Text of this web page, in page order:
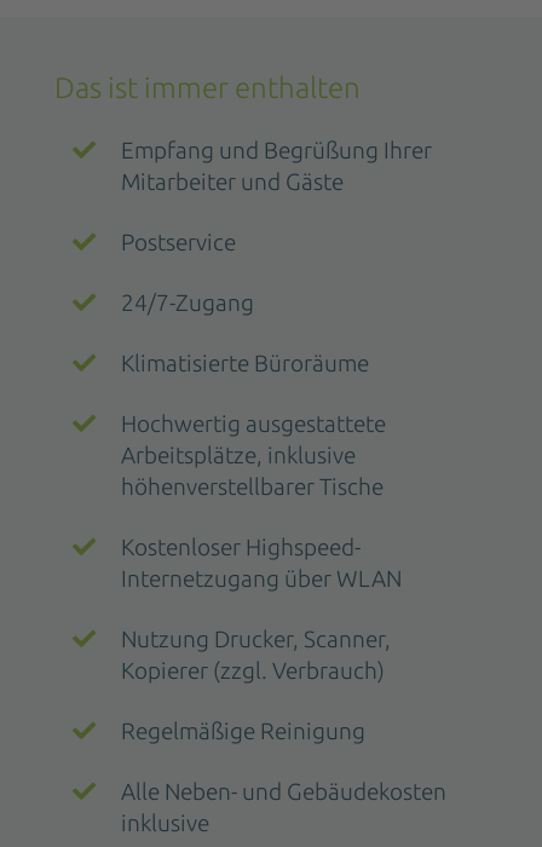
Empfang und Begrüßung Ihrer
Mitarbeiter und Gäste
Postservice
24/7-Zugang
Klimatisierte Büroräume
Hochwertig ausgestattete
Arbeitsplätze, inklusive
höhenverstellbarer Tische
Kostenloser Highspeed-
Internetzugang über WLAN
Nutzung Drucker, Scanner,
Kopierer (zzgl. Verbrauch)
Regelmäßige Reinigung
Alle Neben- und Gebäudekosten
inklusive
Das ist immer enthalten